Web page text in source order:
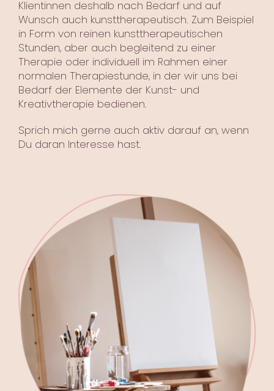
Klientinnen deshalb nach Bedarf und auf
Wunsch auch kunsttherapeutisch. Zum Beispiel
in Form von reinen kunsttherapeutischen
Stunden, aber auch begleitend zu einer
Therapie oder individuell im Rahmen einer
normalen Therapiestunde, in der wir uns bei
Bedarf der Elemente der Kunst- und
Kreativtherapie bedienen.
Sprich mich gerne auch aktiv darauf an, wenn
Du daran Interesse hast.